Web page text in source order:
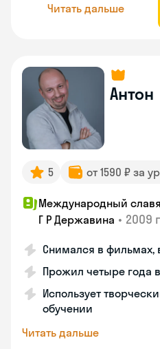
Читать дальше
Антон
5 от 1590 ₽ за
Международный
Г Р Державина • 2009
Снимался в
Прожил четыре года
Использует
обучении
Читать дальше